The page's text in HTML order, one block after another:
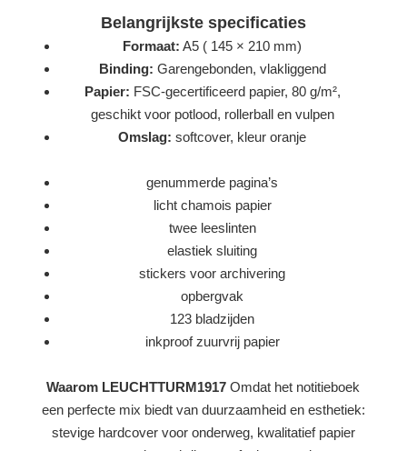
Belangrijkste specificaties
Formaat: A5 ( 145 × 210 mm)
Binding: Garengebonden, vlakliggend
Papier: FSC-gecertificeerd papier, 80 g/m²,
geschikt voor potlood, rollerball en vulpen
Omslag: softcover, kleur oranje
genummerde pagina’s
licht chamois papier
twee leeslinten
elastiek sluiting
stickers voor archivering
opbergvak
123 bladzijden
inkproof zuurvrij papier
Waarom LEUCHTTURM1917 Omdat het notitieboek
een perfecte mix biedt van duurzaamheid en esthetiek:
stevige hardcover voor onderweg, kwalitatief papier